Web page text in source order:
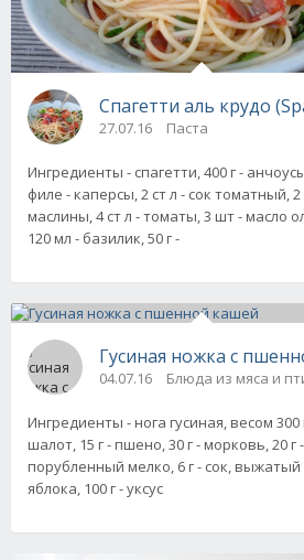
Спагетти аль крудо
27.07.16 Паста
Ингредиенты - спагетти, 400 г -
филе - каперсы, 2 ст л - сок томатный, 2
маслины, 4 ст л - томаты, 3 шт - масло
120 мл - базилик, 50 г -
Гусиная ножка с
04.07.16 Блюда из мяса и
Ингредиенты - нога гусиная, весом 300
шалот, 15 г - пшено, 30 г - морковь, 20 г
порубленный мелко, 6 г - сок, выжатый
яблока, 100 г - уксус